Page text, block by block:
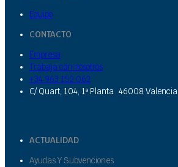
Equipo
CONTACTO
Empresa
Trabaja con nosotros
+34 963 152 062
C/ Quart, 104, 1ª Planta 46008 Valencia
ACTUALIDAD
Ayudas Y Subvenciones